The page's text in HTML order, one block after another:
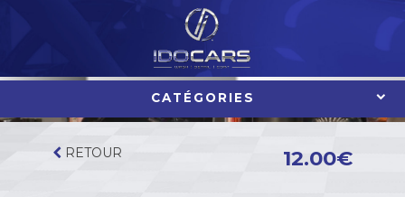
CATÉGORIES
RETOUR 12.00€